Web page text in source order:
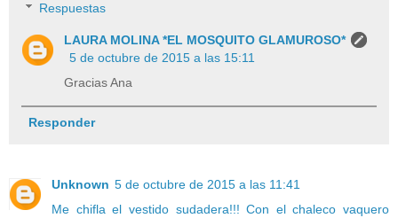
Respuestas
LAURA MOLINA *EL MOSQUITO GLAMUROSO*
5 de octubre de 2015 a las 15:11
Gracias Ana
Responder
Unknown 5 de octubre de 2015 a las 11:41
Me chifla el vestido sudadera!!! Con el chaleco vaquero